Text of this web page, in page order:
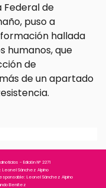
Federal de
puso a
hallada
humanos, que
de
de un apartado
- Edición N° 2271
Leonel Sánchez Alpino
Leonel Sánchez Alpino
Benitez